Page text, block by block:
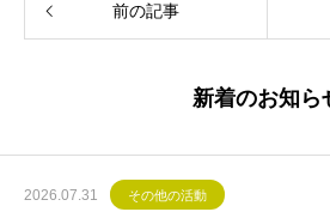
前の記事
新着のお知ら
2026.07.31 その他の活動